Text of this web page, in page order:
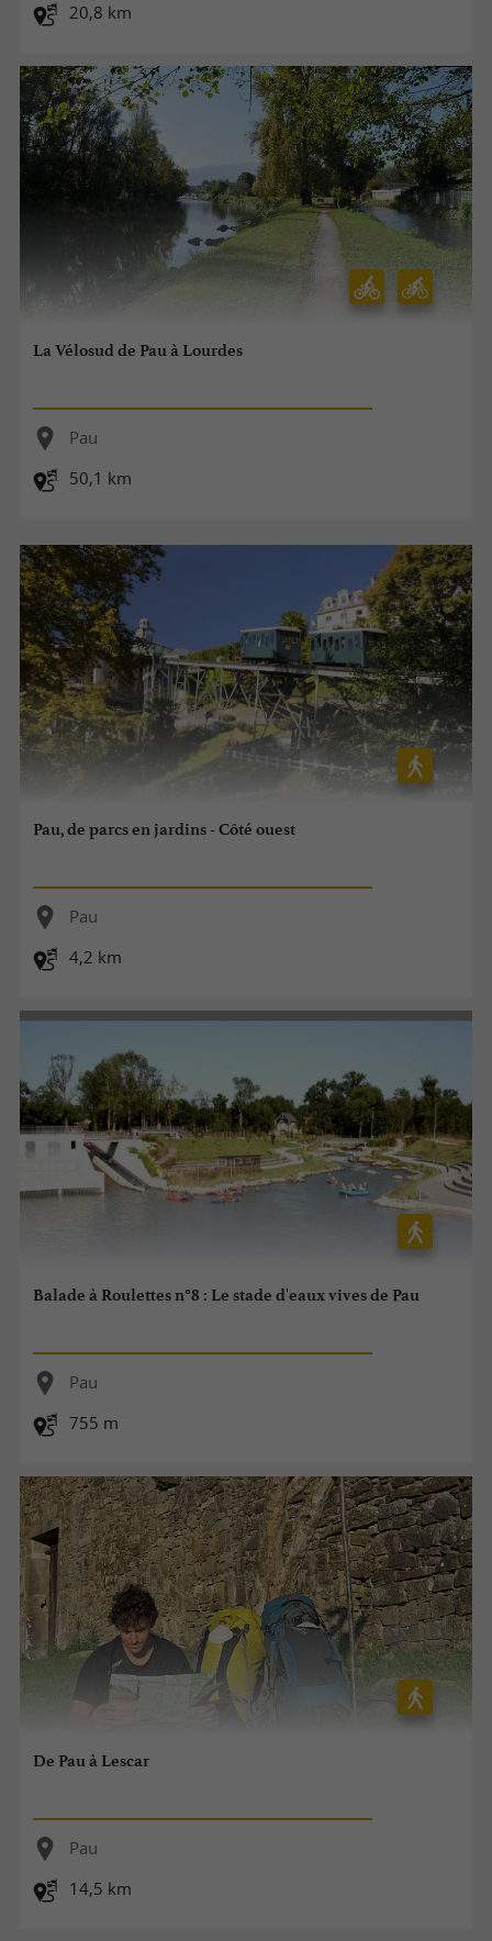
20,8 km
La Vélosud de Pau à Lourdes
Pau
50,1 km
Pau, de parcs en jardins - Côté ouest
Pau
4,2 km
Balade à Roulettes n°8 : Le stade d'eaux vives de Pau
Pau
755 m
De Pau à Lescar
Pau
14,5 km